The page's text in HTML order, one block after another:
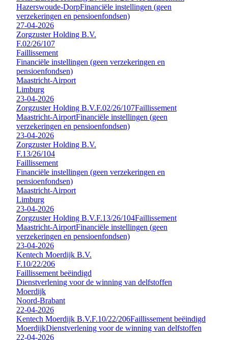
Hazerswoude-DorpFinanciële instellingen (geen
verzekeringen en pensioenfondsen)
27-04-2026
Zorgzuster Holding B.V.
F.02/26/107
Faillissement
Financiële instellingen (geen verzekeringen en
pensioenfondsen)
Maastricht-Airport
Limburg
23-04-2026
Zorgzuster Holding B.V.F.02/26/107Faillissement
Maastricht-AirportFinanciële instellingen (geen
verzekeringen en pensioenfondsen)
23-04-2026
Zorgzuster Holding B.V.
F.13/26/104
Faillissement
Financiële instellingen (geen verzekeringen en
pensioenfondsen)
Maastricht-Airport
Limburg
23-04-2026
Zorgzuster Holding B.V.F.13/26/104Faillissement
Maastricht-AirportFinanciële instellingen (geen
verzekeringen en pensioenfondsen)
23-04-2026
Kentech Moerdijk B.V.
F.10/22/206
Faillissement beëindigd
Dienstverlening voor de winning van delfstoffen
Moerdijk
Noord-Brabant
22-04-2026
Kentech Moerdijk B.V.F.10/22/206Faillissement beëindigd
MoerdijkDienstverlening voor de winning van delfstoffen
22-04-2026